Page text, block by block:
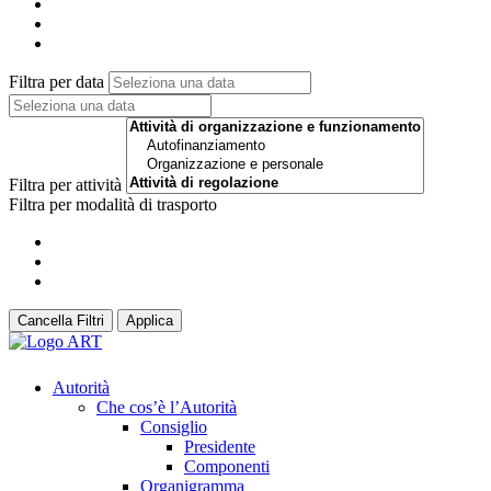
Filtra per data
Filtra per attività
Filtra per modalità di trasporto
Cancella Filtri Applica
Autorità
Che cos’è l’Autorità
Consiglio
Presidente
Componenti
Organigramma